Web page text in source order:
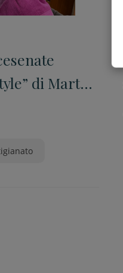
di Marta
40 anni